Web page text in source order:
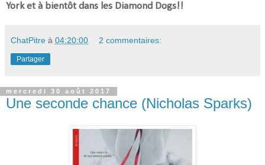
York et à bientôt dans les Diamond Dogs!!
ChatPitre à 04:20:00 2 commentaires:
Partager
mercredi 30 août 2017
Une seconde chance (Nicholas Sparks)